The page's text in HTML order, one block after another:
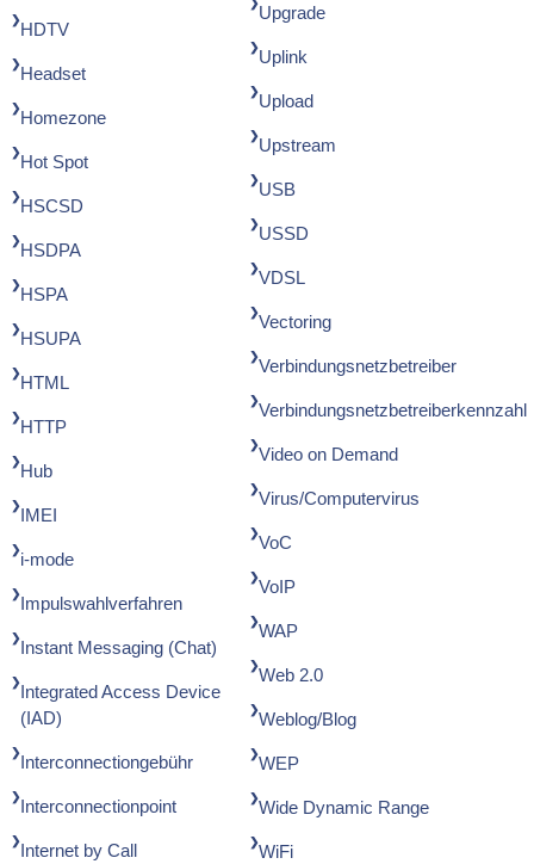
HDTV
Headset
Homezone
Hot Spot
HSCSD
HSDPA
HSPA
HSUPA
HTML
HTTP
Hub
IMEI
i-mode
Impulswahlverfahren
Instant Messaging (Chat)
Integrated Access Device
(IAD)
Interconnectiongebühr
Interconnectionpoint
Internet by Call
Upgrade
Uplink
Upload
Upstream
USB
USSD
VDSL
Vectoring
Verbindungsnetzbetreiber
Verbindungsnetzbetreiberkennzahl
Video on Demand
Virus/Computervirus
VoC
VoIP
WAP
Web 2.0
Weblog/Blog
WEP
Wide Dynamic Range
WiFi